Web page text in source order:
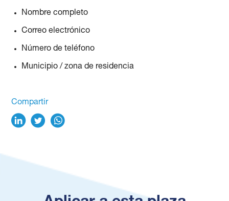
Nombre completo
Correo electrónico
Número de teléfono
Municipio / zona de residencia
Compartir